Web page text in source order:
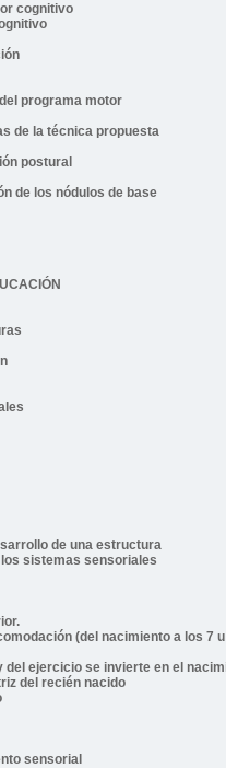
cognitivo
programa motor
de la técnica propuesta
postural
de los nódulos de base
de una estructura
sistemas sensoriales
(del nacimiento a los 7
del ejercicio se invierte en el
del recién nacido
sensorial